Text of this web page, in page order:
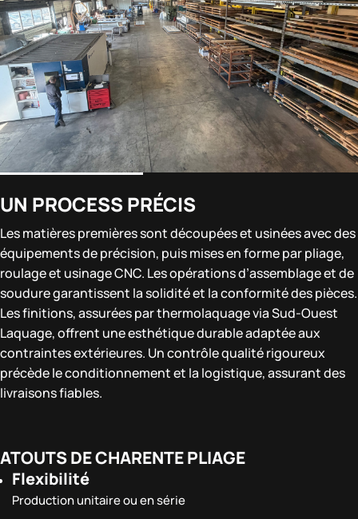
UN PROCESS PRÉCIS
Les matières premières sont découpées et usinées avec des
équipements de précision, puis mises en forme par pliage,
roulage et usinage CNC. Les opérations d’assemblage et de
soudure garantissent la solidité et la conformité des pièces.
Les finitions, assurées par thermolaquage via Sud-Ouest
Laquage, offrent une esthétique durable adaptée aux
contraintes extérieures. Un contrôle qualité rigoureux
précède le conditionnement et la logistique, assurant des
livraisons fiables.
ATOUTS DE CHARENTE PLIAGE
Flexibilité
Production unitaire ou en série